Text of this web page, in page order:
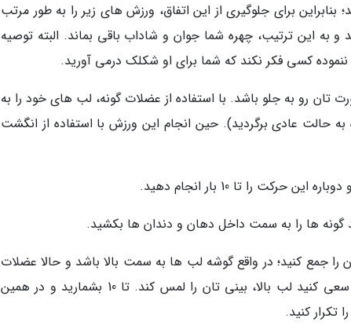
برای جلوگیری از این اتفاق، ورزش های زیر را به طور مرتب
به این ترتیب، چهره شما جوان و شاداب باقی بماند. البته توصیه
کسی فکر نکند که شما برای او شکلک درمی آورید.
رو به جلو باشد. با استفاده از عضلات گونه، لب های خود را به
حالت عادی برگردید). حین انجام این ورزش با استفاده از انگشت
را جمع کنید؛ در واقع گوشه لب ها به سمت بالا باشد و حالا عضلات
گونه را به سمت چشم ها حرکت دهید. در این مرحله سعی کنید لب بالا، بینی تان را لمس کند. تا 10 بشمارید و در همین
تکرار کنید.